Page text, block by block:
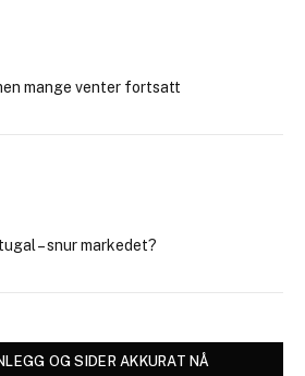
mange venter fortsatt
– snur markedet?
OG SIDER AKKURAT NÅ